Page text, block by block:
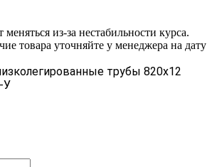
из-за нестабильности курса.
товара уточняйте у менеджера на дату
трубы 820х12
У